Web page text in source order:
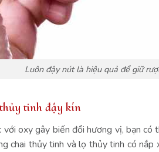
Luôn đậy nút là hiệu quả để giữ
tinh đậy kín
oxy gây biến đổi hương vị, bạn có
chai thủy tinh và lọ thủy tinh có